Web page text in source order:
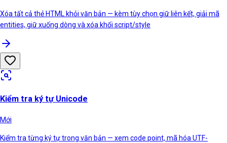
Xóa tất cả thẻ HTML khỏi văn bản — kèm tùy chọn giữ liên kết, giải mã
entities, giữ xuống dòng và xóa khối script/style
Kiểm tra ký tự Unicode
Mới
Kiểm tra từng ký tự trong văn bản — xem code point, mã hóa UTF-